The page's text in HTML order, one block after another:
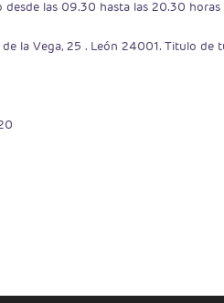
las 09.30 hasta las 20.30
la Vega, 25 . León 24001. Titulo de